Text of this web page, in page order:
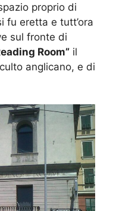
proprio di
fu eretta e tutt’ora
sul fronte di
Room” il
anglicano, e di